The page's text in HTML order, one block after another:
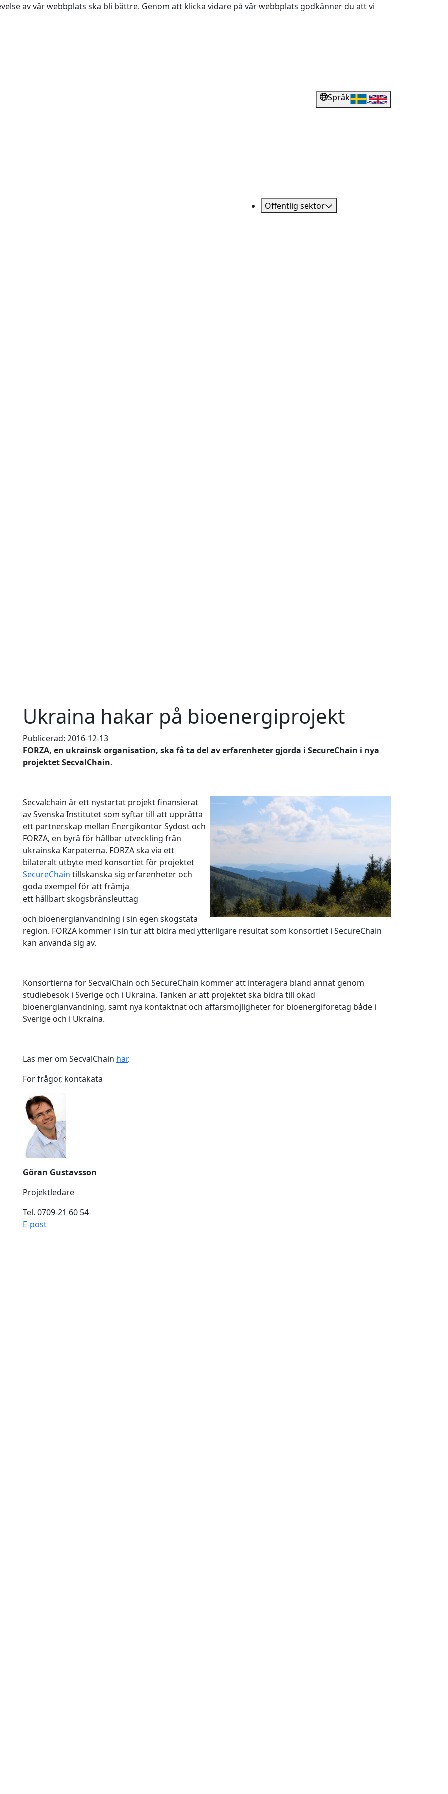
av vår webbplats ska bli bättre. Genom att klicka vidare på vår webbplats godkänner du att vi
Språk
Offentlig sektor
Ukraina hakar på bioenergiprojekt
Publicerad: 2016-12-13
FORZA, en ukrainsk organisation, ska få ta del av erfarenheter gjorda i SecureChain i nya
projektet SecvalChain.
Secvalchain är ett nystartat projekt finansierat
av Svenska Institutet som syftar till att upprätta
ett partnerskap mellan Energikontor Sydost och
FORZA, en byrå för hållbar utveckling från
ukrainska Karpaterna. FORZA ska via ett
bilateralt utbyte med konsortiet för projektet
SecureChain tillskanska sig erfarenheter och
goda exempel för att främja
ett hållbart skogsbränsleuttag
och bioenergianvändning i sin egen skogstäta
region. FORZA kommer i sin tur att bidra med ytterligare resultat som konsortiet i SecureChain
kan använda sig av.
Konsortierna för SecvalChain och SecureChain kommer att interagera bland annat genom
studiebesök i Sverige och i Ukraina. Tanken är att projektet ska bidra till ökad
bioenergianvändning, samt nya kontaktnät och affärsmöjligheter för bioenergiföretag både i
Sverige och i Ukraina.
Läs mer om SecvalChain här.
För frågor, kontakata
Göran Gustavsson
Projektledare
Tel. 0709-21 60 54
E-post